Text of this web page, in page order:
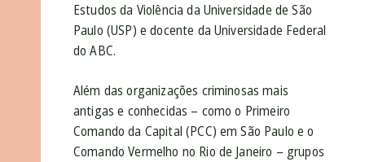
Estudos da Violência da Universidade de São
Paulo (USP) e docente da Universidade Federal
do ABC.
Além das organizações criminosas mais
antigas e conhecidas – como o Primeiro
Comando da Capital (PCC) em São Paulo e o
Comando Vermelho no Rio de Janeiro – grupos